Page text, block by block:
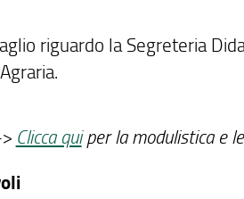
riguardo la Segreteria
Clicca quiper la modulistica e